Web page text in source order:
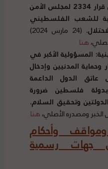
2334 لمجلس الأمن
للشعب الفلسطيني
.
(24 مارس 2024)
هنا
: المسؤولية الأكبر في
المدنيين وإدخال
الدول الداعمة
بدولة فلسطين ضرورة
وتحقيق السلام.
هنا
وأحكام
جهات رسمية